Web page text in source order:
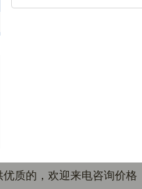
质的，欢迎来电咨询价格